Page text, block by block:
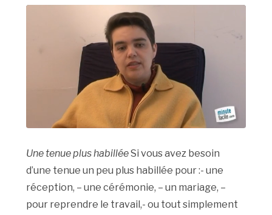
Une tenue plus habilléeSi vous avez besoin
d’une tenue un peu plus habillée pour :- une
réception, – une cérémonie, – un mariage, –
pour reprendre le travail,- ou tout simplement